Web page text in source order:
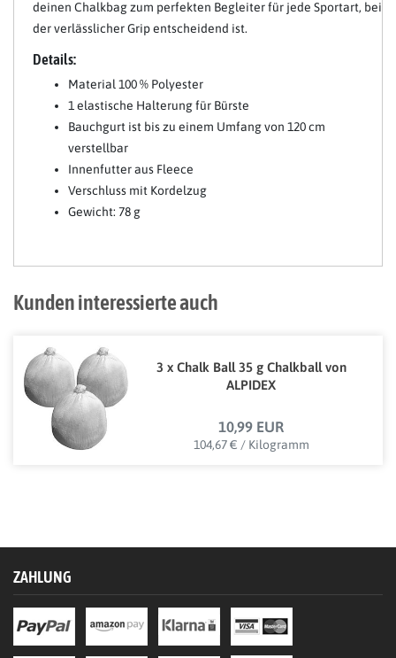
deinen Chalkbag zum perfekten Begleiter für jede Sportart, bei
der verlässlicher Grip entscheidend ist.
Details:
Material 100 % Polyester
1 elastische Halterung für Bürste
Bauchgurt ist bis zu einem Umfang von 120 cm
verstellbar
Innenfutter aus Fleece
Verschluss mit Kordelzug
Gewicht: 78 g
Kunden interessierte auch
3 x Chalk Ball 35 g Chalkball von
ALPIDEX
10,99 EUR
104,67 € / Kilogramm
ZAHLUNG